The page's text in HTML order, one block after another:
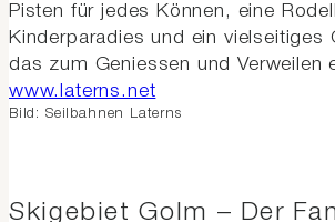
Pisten für jedes Können, eine
Kinderparadies und ein vielseitiges
das zum Geniessen und Verweilen
www.laterns.net
Bild: Seilbahnen Laterns
Skigebiet Golm – Der